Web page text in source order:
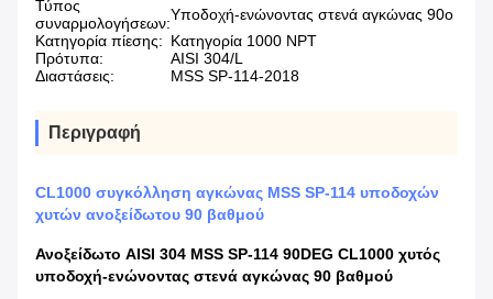
Τύπος
συναρμολογήσεων:Υποδοχή-ενώνοντας στενά αγκώνας 90o
Κατηγορία πίεσης: Κατηγορία 1000 NPT
Πρότυπα:
AISI 304/L
Διαστάσεις:
MSS SP-114-2018
Περιγραφή
CL1000 συγκόλληση αγκώνας MSS SP-114 υποδοχών
χυτών ανοξείδωτου 90 βαθμού
Ανοξείδωτο AISI 304 MSS SP-114 90DEG CL1000 χυτός
υποδοχή-ενώνοντας στενά αγκώνας 90 βαθμού